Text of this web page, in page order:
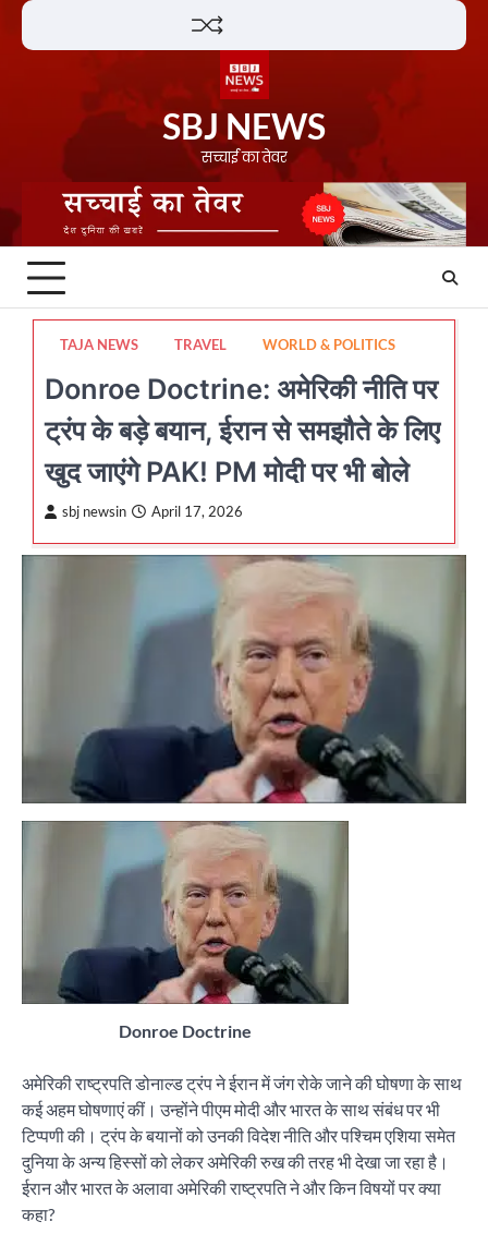
Skip
SBJ NEWS
सच्चाई का तेवर
TAJA NEWS TRAVEL WORLD & POLITICS
Donroe Doctrine: अमेरिकी नीति पर
ट्रंप के बड़े बयान, ईरान से समझौते के लिए
खुद जाएंगे PAK! PM मोदी पर भी बोले
sbj newsin April 17, 2026
Donroe Doctrine
अमेरिकी राष्ट्रपति डोनाल्ड ट्रंप ने ईरान में जंग रोके जाने की घोषणा के साथ
कई अहम घोषणाएं कीं। उन्होंने पीएम मोदी और भारत के साथ संबंध पर भी
टिप्पणी की। ट्रंप के बयानों को उनकी विदेश नीति और पश्चिम एशिया समेत
दुनिया के अन्य हिस्सों को लेकर अमेरिकी रुख की तरह भी देखा जा रहा है।
ईरान और भारत के अलावा अमेरिकी राष्ट्रपति ने और किन विषयों पर क्या
कहा?